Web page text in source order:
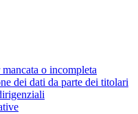
o incompleta
dei dati da parte dei titolari